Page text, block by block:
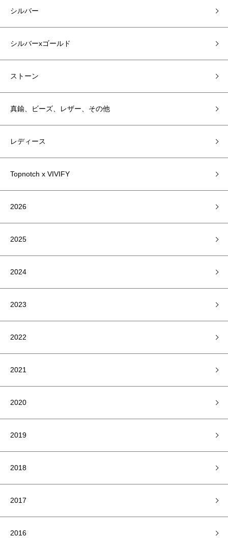
シルバー
シルバーxゴールド
ストーン
真鍮、ビーズ、レザー、その他
レディース
Topnotch x VIVIFY
2026
2025
2024
2023
2022
2021
2020
2019
2018
2017
2016